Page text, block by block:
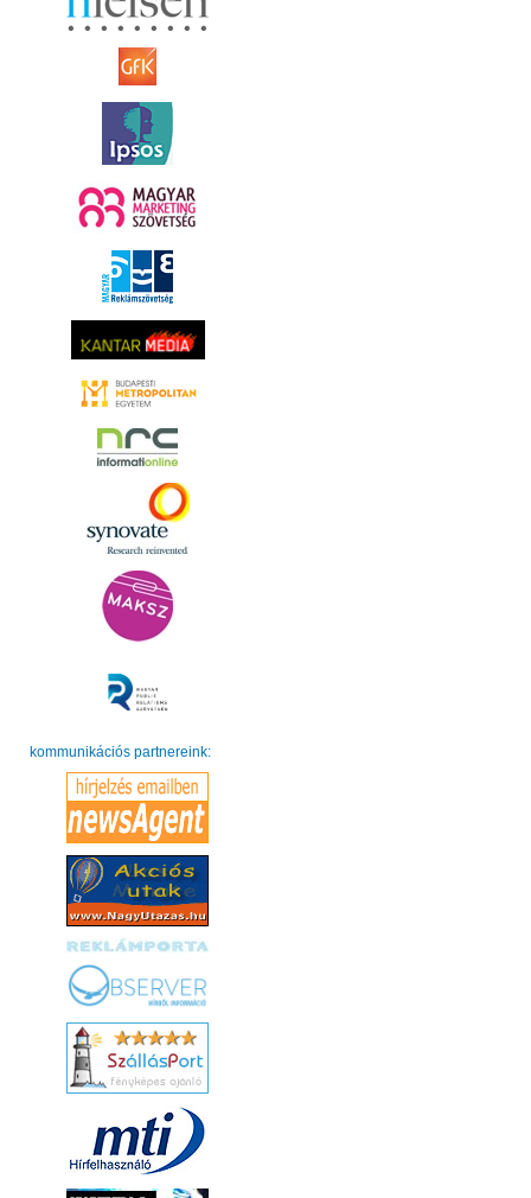
kommunikációs partnereink: